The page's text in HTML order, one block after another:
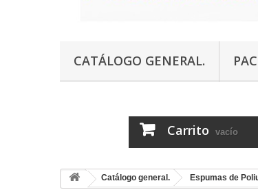
CATÁLOGO GENERAL.
Carrito vacío
Catálogo general. Espumas de